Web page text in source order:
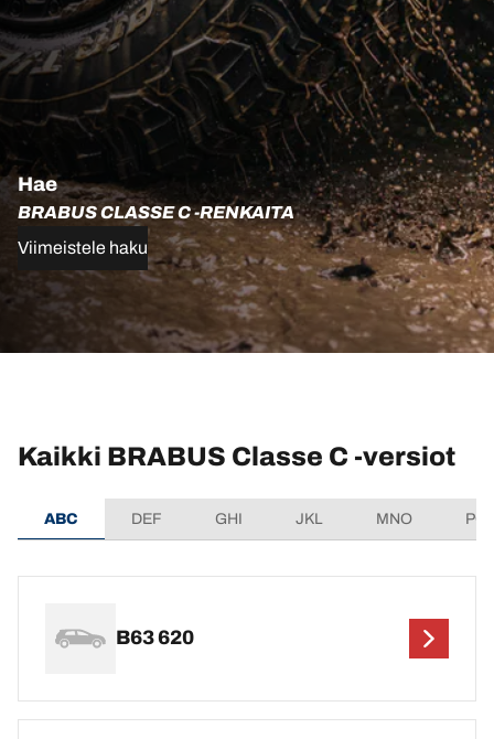
Hae
BRABUS CLASSE C -RENKAITA
Viimeistele haku
Kaikki BRABUS Classe C -versiot
ABC DEF GHI JKL MNO
B63 620